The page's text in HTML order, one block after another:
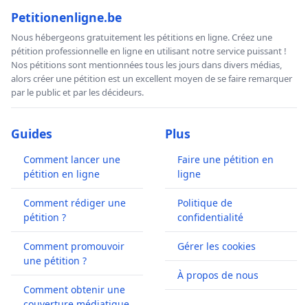
Petitionenligne.be
Nous hébergeons gratuitement les pétitions en ligne. Créez une
pétition professionnelle en ligne en utilisant notre service puissant !
Nos pétitions sont mentionnées tous les jours dans divers médias,
alors créer une pétition est un excellent moyen de se faire remarquer
par le public et par les décideurs.
Guides
Comment lancer une
pétition en ligne
Comment rédiger une
pétition ?
Comment promouvoir
une pétition ?
Comment obtenir une
Plus
Faire une pétition en
ligne
Politique de
confidentialité
Gérer les cookies
À propos de nous